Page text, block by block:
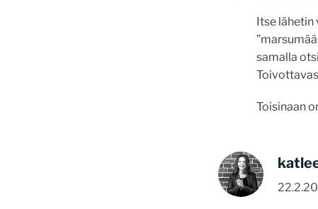
Itse lähetin
samalla
Toisinaan